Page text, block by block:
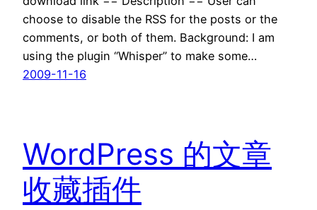
choose to disable the RSS for the posts or the
comments, or both of them. Background: I am
using the plugin “Whisper” to make some…
2009-11-16
WordPress 的文章
收藏插件